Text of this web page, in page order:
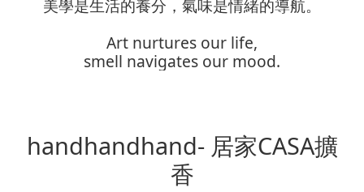
美學是生活的養分，氣味是情緒的導航。
Art nurtures our life,
smell navigates our mood.
handhandhand- 居家CASA擴
香